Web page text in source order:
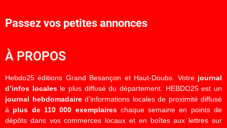
Passez vos petites annonces
À PROPOS
Hebdo25 éditions Grand Besançon et Haut-Doubs. Votre journal
d’infos localesle plus diffusé du département. HEBDO25 est un
journal hebdomadaired’informations locales de proximité diffusé
à plus de 110 000 exemplaireschaque semaine en points de
dépôts dans vos commerces locaux et en boîtes aux lettres sur